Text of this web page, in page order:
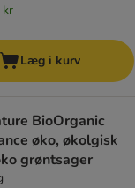
kr
Læg i kurv
BioOrganic
øko, økolgisk
grøntsager